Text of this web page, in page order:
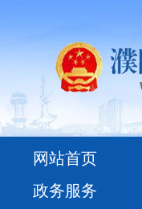
网站首页
政务服务